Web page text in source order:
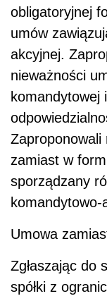
obligatoryjnej
umów
akcyjnej.
nieważności
komandytowej
Zaproponowali
zamiast w
sporządzany
komandytowo-
Umowa
Zgłaszając do
spółki z